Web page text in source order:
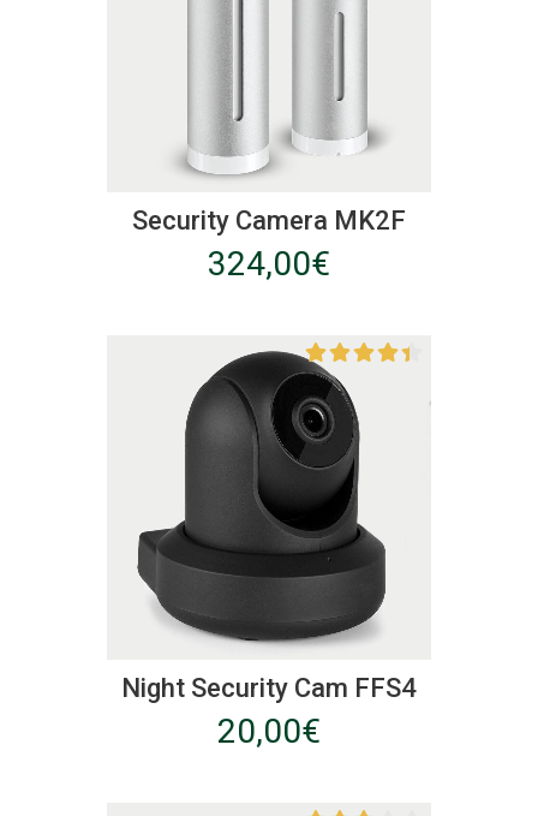
Security Camera MK2F
324,00€
Ce
produit
a
plusieurs
Night Security Cam FFS4
20,00€